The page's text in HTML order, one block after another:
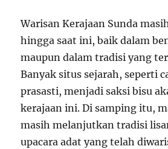
Warisan Kerajaan Sunda
hingga saat ini, baik dalam
maupun dalam tradisi yang
Banyak situs sejarah, seperti
prasasti, menjadi saksi bisu
kerajaan ini. Di samping itu,
masih melanjutkan tradisi
upacara adat yang telah